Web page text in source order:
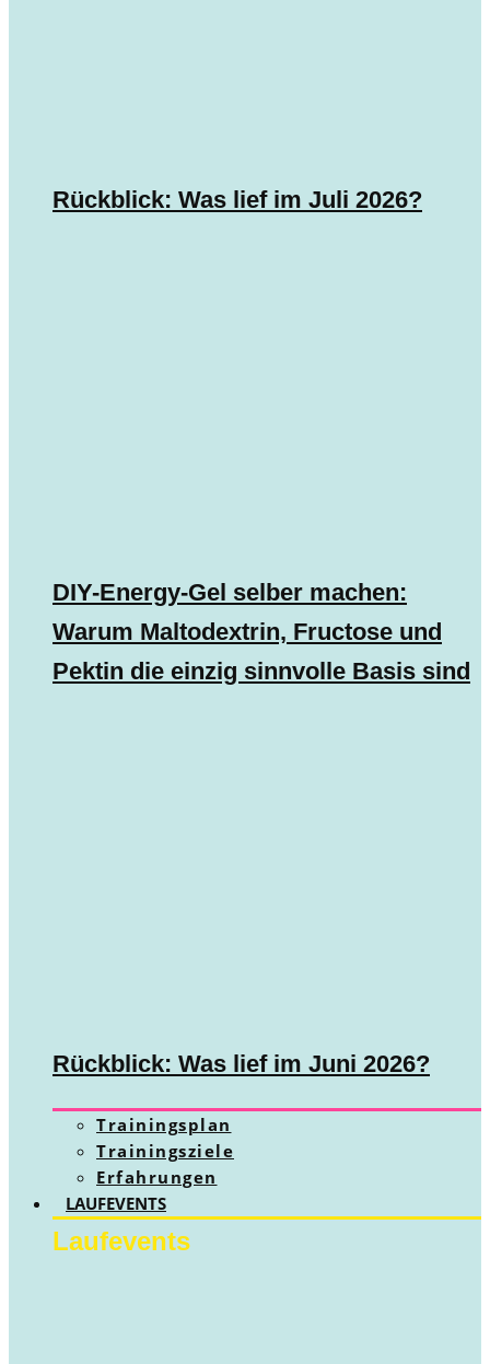
Rückblick: Was lief im Juli 2026?
DIY-Energy-Gel selber machen:
Warum Maltodextrin, Fructose und
Pektin die einzig sinnvolle Basis sind
Rückblick: Was lief im Juni 2026?
Trainingsplan
Trainingsziele
Erfahrungen
LAUFEVENTS
Laufevents